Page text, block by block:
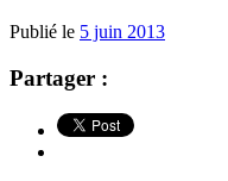
Publié le 5 juin 2013
Partager :